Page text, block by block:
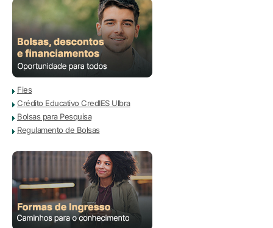
Fies
Crédito Educativo CredIES Ulbra
Bolsas para Pesquisa
Regulamento de Bolsas